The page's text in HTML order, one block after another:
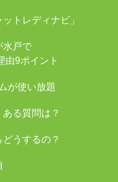
トレディナビ」
水戸で
由9ポイント
が使い放題
る質問は？
うするの？